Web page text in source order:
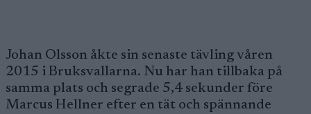
Johan Olsson åkte sin senaste tävling våren
2015 i Bruksvallarna. Nu har han tillbaka på
samma plats och segrade 5,4 sekunder före
Marcus Hellner efter en tät och spännande